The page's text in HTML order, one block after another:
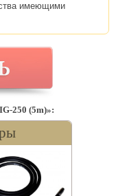
имеющими
250 (5m)»: